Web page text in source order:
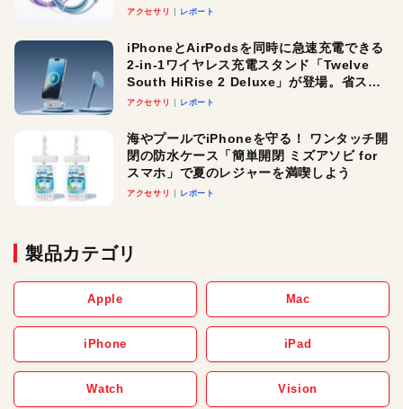
アクセサリ レポート
iPhoneとAirPodsを同時に急速充電できる
2-in-1ワイヤレス充電スタンド「Twelve
South HiRise 2 Deluxe」が登場。省スペ
ースでおしゃれに充電したい人にオスス
アクセサリ レポート
海やプールでiPhoneを守る！ ワンタッチ開
閉の防水ケース「簡単開閉 ミズアソビ for
スマホ」で夏のレジャーを満喫しよう
アクセサリ レポート
製品カテゴリ
Apple Mac
iPhone iPad
Watch Vision